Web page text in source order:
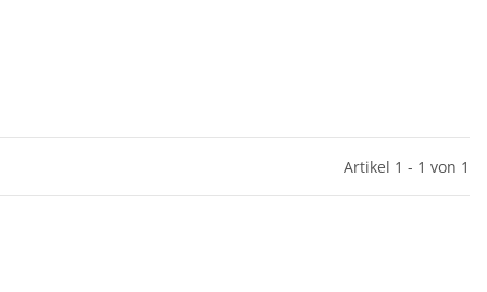
Artikel 1 - 1 von 1